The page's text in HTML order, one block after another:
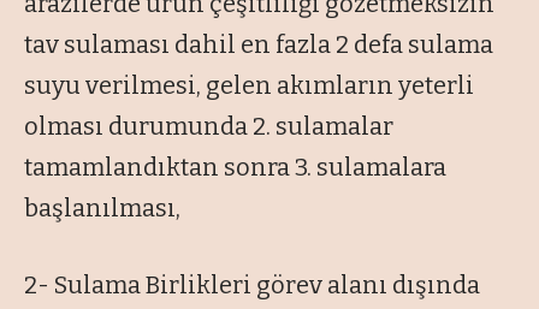
tav sulaması dahil en fazla 2 defa sulama
suyu verilmesi, gelen akımların yeterli
olması durumunda 2. sulamalar
tamamlandıktan sonra 3. sulamalara
başlanılması,
2- Sulama Birlikleri görev alanı dışında